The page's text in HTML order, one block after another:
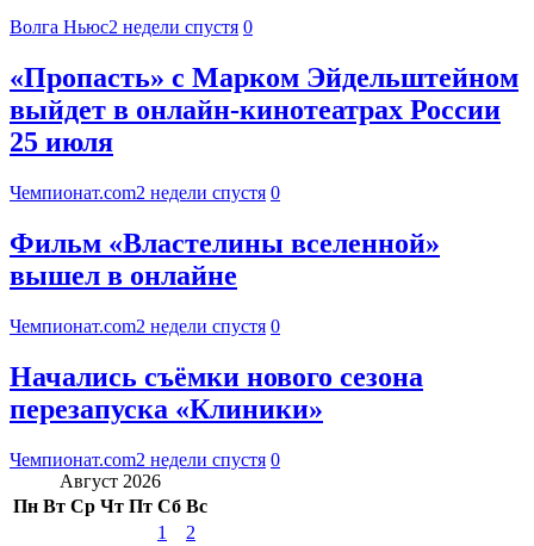
Волга Ньюс2 недели спустя 0
«Пропасть» с Марком Эйдельштейном
выйдет в онлайн-кинотеатрах России
25 июля
Чемпионат.com2 недели спустя 0
Фильм «Властелины вселенной»
вышел в онлайне
Чемпионат.com2 недели спустя 0
Начались съёмки нового сезона
перезапуска «Клиники»
Чемпионат.com2 недели спустя 0
Август 2026
Пн Вт Ср Чт Пт Сб Вс
1
2